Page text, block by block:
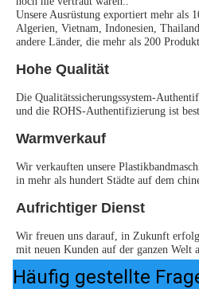
Unsere Ausrüstung exportiert mehr als
Algerien, Vietnam, Indonesien,
andere Länder, die mehr als 200
Hohe Qualität
Die Qualitätssicherungssystem-
und die ROHS-Authentifizierung ist
Warmverkauf
Wir verkauften unsere
in mehr als hundert Städte auf dem
Aufrichtiger Dienst
Wir freuen uns darauf, in Zukunft
mit neuen Kunden auf der ganzen Welt
Häufig gestellte